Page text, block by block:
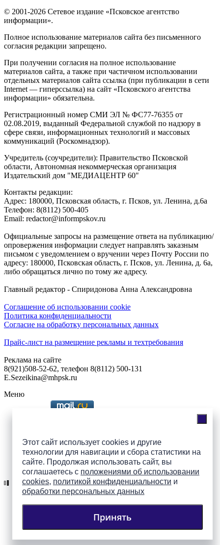
Этот сайт использует cookies и другие
технологии для навигации и сбора статистики на
сайте. Продолжая использовать сайт, вы
соглашаетесь с положениями об использовании
cookies, политикой конфиденциальности и
обработки персональных данных
Принять
© 2001-2026 Сетевое издание «Псковское агентство
информации».
Полное использование материалов сайта без письменного
согласия редакции запрещено.
При получении согласия на полное использование
материалов сайта, а также при частичном использовании
отдельных материалов сайта ссылка (при публикации в сети
Internet — гиперссылка) на сайт «Псковского агентства
информации» обязательна.
Регистрационный номер СМИ ЭЛ № ФС77-76355 от
02.08.2019, выданный Федеральной службой по надзору в
сфере связи, информационных технологий и массовых
коммуникаций (Роскомнадзор).
Учредитель (соучредители): Правительство Псковской
области, Автономная некоммерческая организация
Издательский дом "МЕДИАЦЕНТР 60"
Контакты редакции:
Адреc: 180000, Псковская область, г. Псков, ул. Ленина, д.6а
Телефон: 8(8112) 500-405
Email: redactor@informpskov.ru
Официальные запросы на размещение ответа на публикацию/
опровержения информации следует направлять заказным
письмом с уведомлением о вручении через Почту России по
адресу: 180000, Псковская область, г. Псков, ул. Ленина, д. 6а,
либо обращаться лично по тому же адресу.
Главный редактор - Спиридонова Анна Александровна
Соглашение об использовании cookie
Политика конфиденциальности
Согласие на обработку персональных данных
Прайс-лист на размещение рекламы и техтребования
Реклама на сайте
8(921)508-52-62, телефон 8(8112) 500-131
E.Sezeikina@mhpsk.ru
Меню
Подпишись на группы
ПАИ в соцсетях!